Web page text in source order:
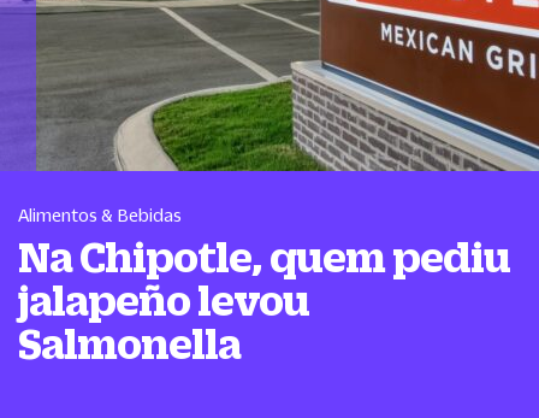
Alimentos & Bebidas
Na Chipotle, quem pediu
jalapeño levou
Salmonella